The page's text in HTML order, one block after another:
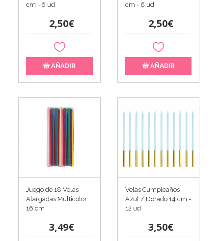
cm - 6 ud
2,50€
AÑADIR
cm - 6 ud
2,50€
AÑADIR
Juego de 18 Velas
Alargadas Multicolor
16 cm
3,49€
Velas Cumpleaños
Azul / Dorado 14 cm -
12 ud
3,50€